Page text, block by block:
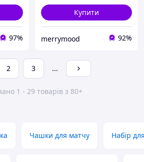
97%
Купити
merrymood 92%
2 3 ...
1 - 29 товарів з 80+
Чашки для матчу Набір